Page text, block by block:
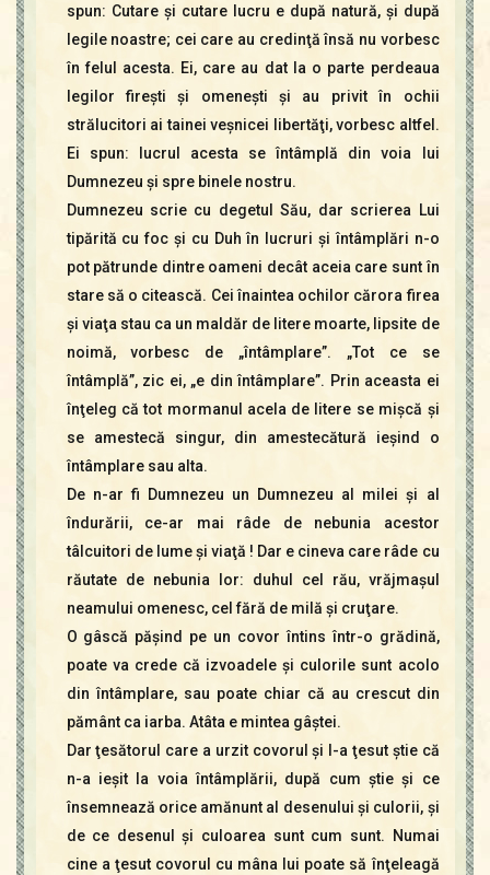
spun: Cutare şi cutare lucru e după natură, şi după
legile noastre; cei care au credinţă însă nu vorbesc
în felul acesta. Ei, care au dat la o parte perdeaua
legilor fireşti şi omeneşti şi au privit în ochii
strălucitori ai tainei veşnicei libertăţi, vorbesc altfel.
Ei spun: lucrul acesta se întâmplă din voia lui
Dumnezeu şi spre binele nostru.
Dumnezeu scrie cu degetul Său, dar scrierea Lui
tipărită cu foc şi cu Duh în lucruri şi întâmplări n-o
pot pătrunde dintre oameni decât aceia care sunt în
stare să o citească. Cei înaintea ochilor cărora firea
şi viaţa stau ca un maldăr de litere moarte, lipsite de
noimă, vorbesc de „întâmplare”. „Tot ce se
întâmplă”, zic ei, „e din întâmplare”. Prin aceasta ei
înţeleg că tot mormanul acela de litere se mişcă şi
se amestecă singur, din amestecătură ieşind o
întâmplare sau alta.
De n-ar fi Dumnezeu un Dumnezeu al milei şi al
îndurării, ce-ar mai râde de nebunia acestor
tâlcuitori de lume şi viaţă ! Dar e cineva care râde cu
răutate de nebunia lor: duhul cel rău, vrăjmaşul
neamului omenesc, cel fără de milă şi cruţare.
O gâscă păşind pe un covor întins într-o grădină,
poate va crede că izvoadele şi culorile sunt acolo
din întâmplare, sau poate chiar că au crescut din
pământ ca iarba. Atâta e mintea gâştei.
Dar ţesătorul care a urzit covorul şi l-a ţesut ştie că
n-a ieşit la voia întâmplării, după cum ştie şi ce
însemnează orice amănunt al desenului şi culorii, şi
de ce desenul şi culoarea sunt cum sunt. Numai
cine a ţesut covorul cu mâna lui poate să înţeleagă